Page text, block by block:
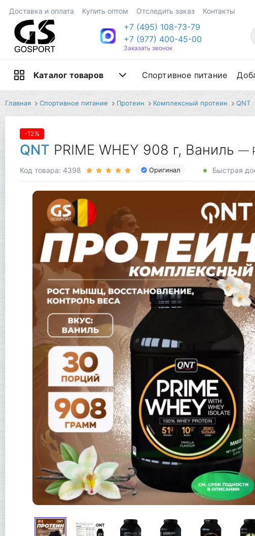
Доставка и оплата Купить оптом Отследить заказ Контакты
+7 (495) 108-73-79
+7 (977) 400-45-00
Заказать звонок
Каталог товаров Спортивное питание
Главная Спортивное питание Протеин Комплексный протеин QNT
-12%
QNT PRIME WHEY 908 г, Ваниль —
Код товара: 4398 Оригинал Быстрая